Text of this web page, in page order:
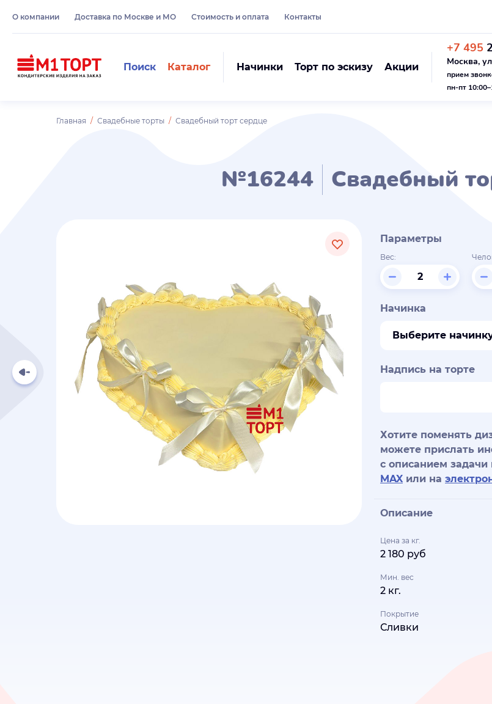
О компании Доставка по Москве и МО Стоимость и оплата Контакты
Поиск Каталог Начинки Торт по эскизу Акции
+7 495
Москва,
прием
пн-пт
Главная Свадебные торты Свадебный торт сердце
№16244 Свадебный
Параметры
Вес:
Начинка
Выберите
Надпись на торте
Хотите поменять
можете прислать
с описанием задачи
MAX или на
Описание
Цена за кг.
2 180 руб
Мин. вес
2 кг.
Покрытие
Сливки